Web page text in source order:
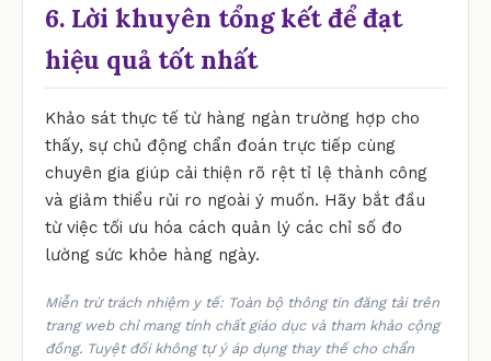
6. Lời khuyên tổng kết để đạt
hiệu quả tốt nhất
Khảo sát thực tế từ hàng ngàn trường hợp cho
thấy, sự chủ động chẩn đoán trực tiếp cùng
chuyên gia giúp cải thiện rõ rệt tỉ lệ thành công
và giảm thiểu rủi ro ngoài ý muốn. Hãy bắt đầu
từ việc tối ưu hóa cách quản lý các chỉ số đo
lường sức khỏe hàng ngày.
Miễn trừ trách nhiệm y tế: Toàn bộ thông tin đăng tải trên
trang web chỉ mang tính chất giáo dục và tham khảo cộng
đồng. Tuyệt đối không tự ý áp dụng thay thế cho chẩn